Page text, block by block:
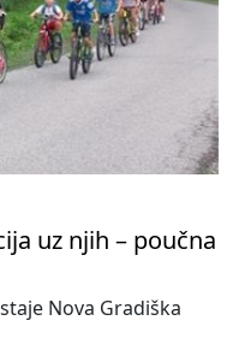
uz njih – poučna
Nova Gradiška